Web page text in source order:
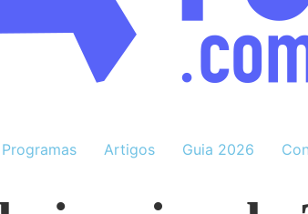
Programas Artigos Guia 2026